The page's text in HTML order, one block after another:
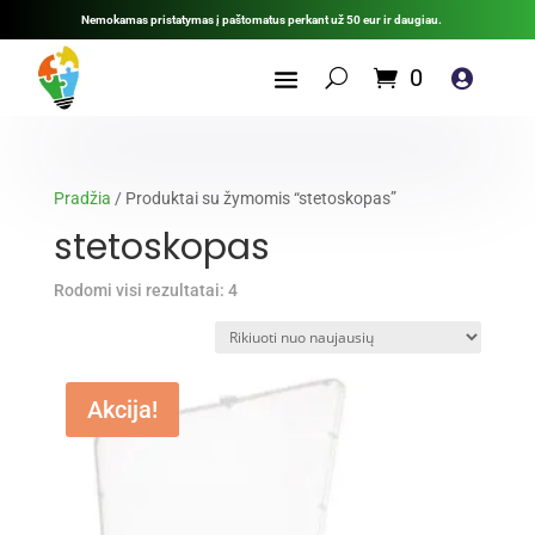
Nemokamas pristatymas į paštomatus perkant už 50 eur ir daugiau.
0 
Pradžia / Produktai su žymomis “stetoskopas”
stetoskopas
Rodomi visi rezultatai: 4Rūšiuojama
naujausią
Akcija!